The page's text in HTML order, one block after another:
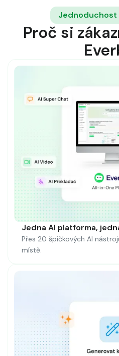
Jednoduchost
Proč si
Jedna AI platforma,
Přes 20 špičkových AI
místě.